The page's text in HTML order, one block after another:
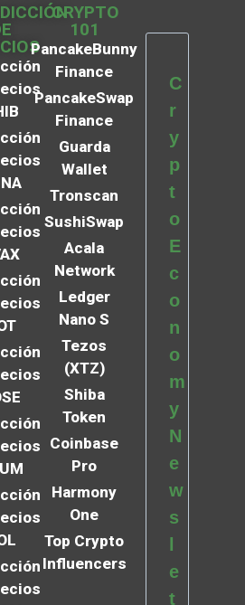
CRYPTO
101
PancakeBunny
Finance
PancakeSwap
Finance
Guarda
Wallet
Tronscan
SushiSwap
Acala
Network
Ledger
Nano S
Tezos
(XTZ)
Shiba
Token
Coinbase
Pro
Harmony
One
Top Crypto
Influencers
C
r
y
p
t
o
E
c
o
n
o
m
y
N
e
w
s
l
e
t